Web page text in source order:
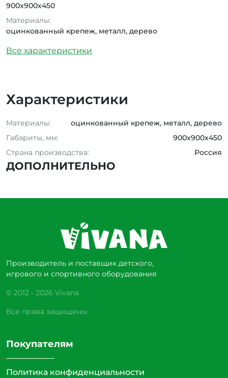
900x900x450
Материалы:
оцинкованный крепеж, металл, дерево
Все характеристики
Характеристики
Материалы:
оцинкованный крепеж, металл, дерево
Габариты, мм:
900x900x450
Страна производства:
Россия
ДОПОЛНИТЕЛЬНО
Производитель и поставщик детского,
игрового и спортивного оборудования
© 2012 - 2026 Vivana .
Все права защищены.
Покупателям
Политика конфиденциальности